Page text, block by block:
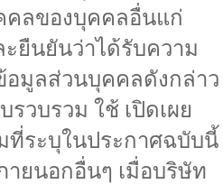
ลของบุคคลอื่นแก่
ยืนยันว่าได้รับความ
อมูลส่วนบุคคลดังกล่าว
รวบรวม ใช้ เปิดเผย
ระบุในประกาศฉบับนี้
นอกอื่นๆ เมื่อบริษัท